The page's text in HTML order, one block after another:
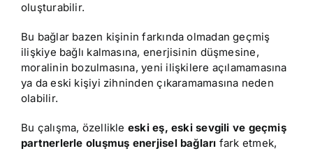
oluşturabilir.
Bu bağlar bazen kişinin farkında olmadan geçmiş
ilişkiye bağlı kalmasına, enerjisinin düşmesine,
moralinin bozulmasına, yeni ilişkilere açılamamasına
ya da eski kişiyi zihninden çıkaramamasına neden
olabilir.
Bu çalışma, özellikle eski eş, eski sevgili ve geçmiş
partnerlerle oluşmuş enerjisel bağları fark etmek,